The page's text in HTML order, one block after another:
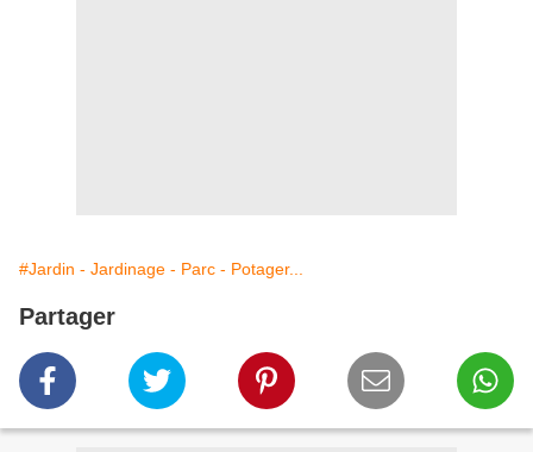
#Jardin - Jardinage - Parc - Potager...
Partager